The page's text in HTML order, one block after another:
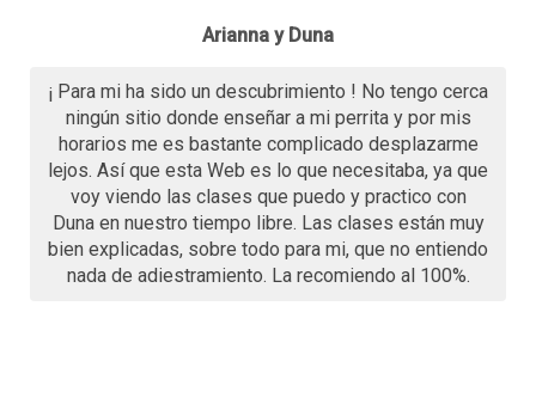
Arianna y Duna
¡ Para mi ha sido un descubrimiento ! No tengo cerca
ningún sitio donde enseñar a mi perrita y por mis
horarios me es bastante complicado desplazarme
lejos. Así que esta Web es lo que necesitaba, ya que
voy viendo las clases que puedo y practico con
Duna en nuestro tiempo libre. Las clases están muy
bien explicadas, sobre todo para mi, que no entiendo
nada de adiestramiento. La recomiendo al 100%.